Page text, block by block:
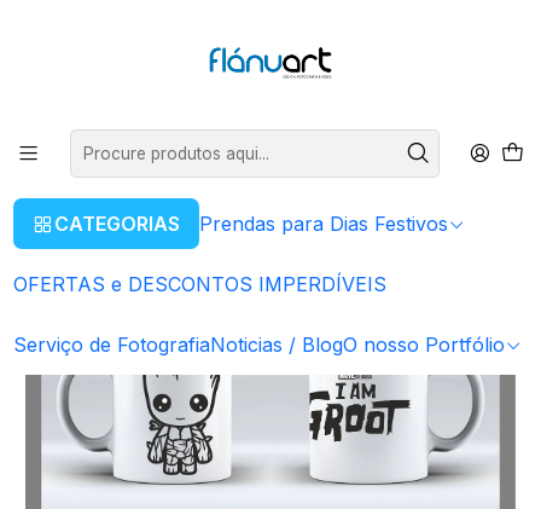
CATEGORIAS Prendas para Dias Festivos
OFERTAS e DESCONTOS IMPERDÍVEIS
Serviço de FotografiaNoticias / BlogO nosso Portfólio
Artigos Personalizados Caneca Personalizada